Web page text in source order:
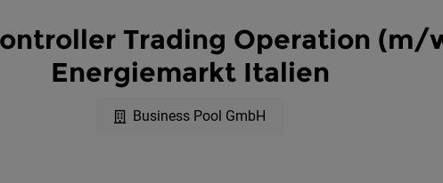
Trading Operation (m/
Energiemarkt Italien
Business Pool GmbH